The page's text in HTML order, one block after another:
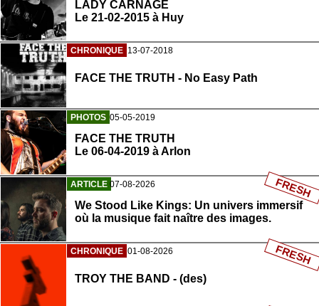
LADY CARNAGE
Le 21-02-2015 à Huy
CHRONIQUE 13-07-2018
FACE THE TRUTH - No Easy Path
PHOTOS 05-05-2019
FACE THE TRUTH
Le 06-04-2019 à Arlon
ARTICLE 07-08-2026
We Stood Like Kings: Un univers immersif
où la musique fait naître des images.
FRESH
CHRONIQUE 01-08-2026
TROY THE BAND - (des)
FRESH